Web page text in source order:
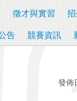
徵才與實習
告 競賽資訊
發佈